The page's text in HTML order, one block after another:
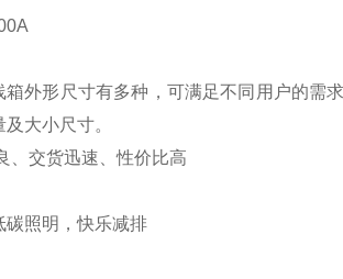
外形尺寸有多种，可满足不同用户的需
大小尺寸。
交货迅速、性价比高
照明，快乐减排